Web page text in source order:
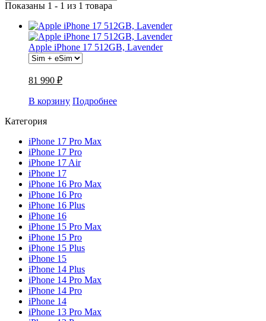
Показаны 1 - 1 из 1 товара
Apple iPhone 17 512GB, Lavender
81 990 ₽
В корзину Подробнее
Категория
iPhone 17 Pro Max
iPhone 17 Pro
iPhone 17 Air
iPhone 17
iPhone 16 Pro Max
iPhone 16 Pro
iPhone 16 Plus
iPhone 16
iPhone 15 Pro Max
iPhone 15 Pro
iPhone 15 Plus
iPhone 15
iPhone 14 Plus
iPhone 14 Pro Max
iPhone 14 Pro
iPhone 14
iPhone 13 Pro Max